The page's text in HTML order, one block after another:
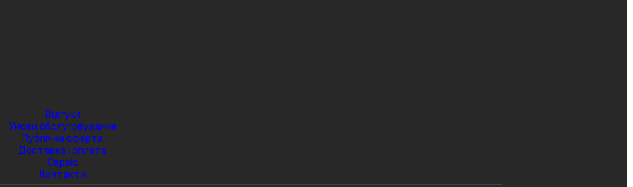
Відгуки
Умови обслуговування
Публічна оферта
Доставка і оплата
Сервіс
Контакти